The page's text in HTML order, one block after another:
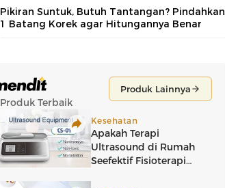
Pikiran Suntuk, Butuh Tantangan? Pindahkan
1 Batang Korek agar Hitungannya Benar